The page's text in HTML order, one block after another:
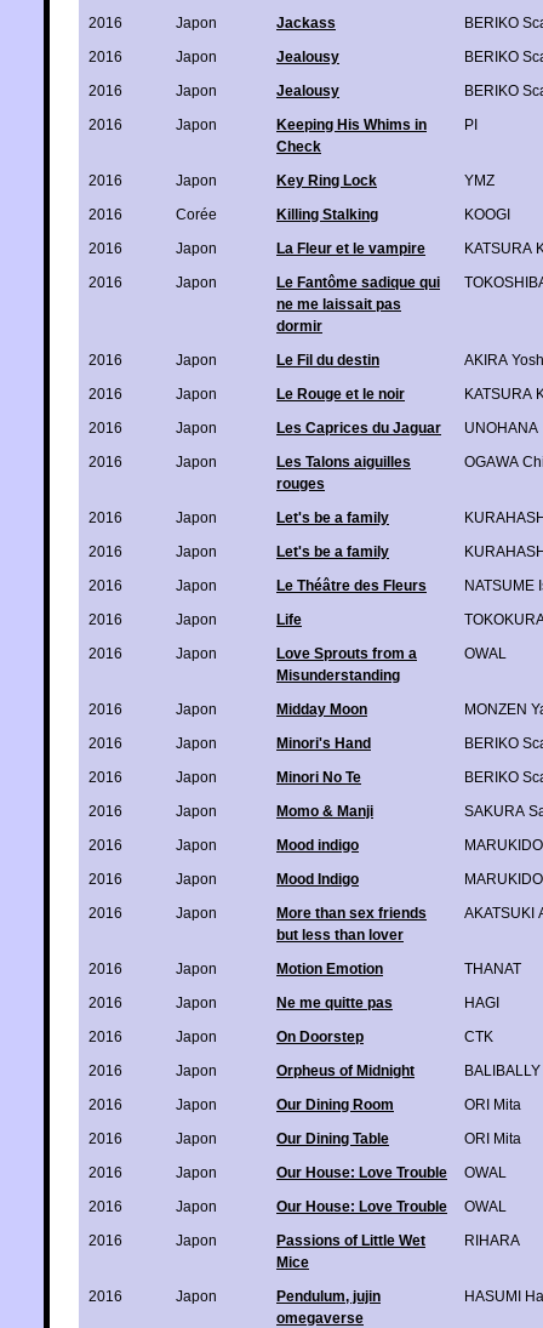
2016 Japon Jackass
BERIKO
2016
Japon Jealousy
BERIKO
2016
Japon Jealousy
BERIKO
2016
Japon
Keeping His Whims in
Check
PI
2016 Japon Key Ring Lock
YMZ
2016
Corée Killing Stalking
KOOGI
2016
Japon La Fleur et le vampire
KATSURA
2016
Japon
Le Fantôme sadique qui
ne me laissait pas
dormir
2016 Japon Le Fil du destin
AKIRA
2016
Japon Le Rouge et le noir
KATSURA
2016
Japon Les Caprices du Jaguar
UNOHANA
2016
Japon
Les Talons aiguilles
rouges
OGAWA
2016 Japon Let's be a family
2016
Japon Let's be a family
2016
Japon Le Théâtre des Fleurs
NATSUME
2016
Japon Life
2016
Japon
Love Sprouts from a
Misunderstanding
OWAL
2016 Japon Midday Moon
MONZEN
2016
Japon Minori's Hand
BERIKO
2016
Japon Minori No Te
BERIKO
2016
Japon Momo & Manji
SAKURA
2016
Japon Mood indigo
2016
Japon Mood Indigo
2016
Japon
More than sex friends
but less than lover
AKATSUKI
2016 Japon Motion Emotion
THANAT
2016
Japon Ne me quitte pas
HAGI
2016
Japon On Doorstep
CTK
2016
Japon Orpheus of Midnight
2016
Japon Our Dining Room
ORI Mita
2016
Japon Our Dining Table
ORI Mita
2016
Japon Our House: Love Trouble
OWAL
2016
Japon Our House: Love Trouble
OWAL
2016
Japon
Passions of Little Wet
Mice
RIHARA
2016 Japon
Pendulum, jujin
omegaverse
HASUMI